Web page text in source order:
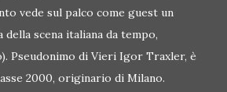
vede sul palco come guest un
scena italiana da tempo,
Pseudonimo di Vieri Igor Traxler, è
2000, originario di Milano.